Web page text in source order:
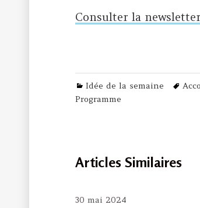
Consulter la
Categories
Idée de la semaine Tags
Programme
Articles Similaires
30 mai 2024